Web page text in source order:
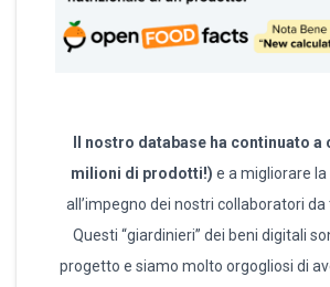
Il nostro database ha continuato a
milioni di prodotti!) e a migliorare
all’impegno dei nostri collaboratori
Questi “giardinieri” dei beni digitali
progetto e siamo molto orgogliosi di